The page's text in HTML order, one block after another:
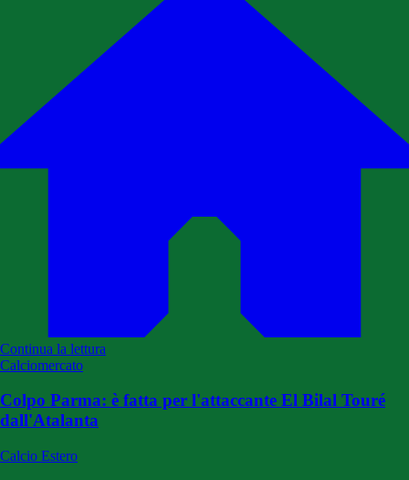
Continua la lettura
Calciomercato
Colpo Parma: è fatta per l'attaccante El Bilal Touré
dall'Atalanta
Calcio Estero